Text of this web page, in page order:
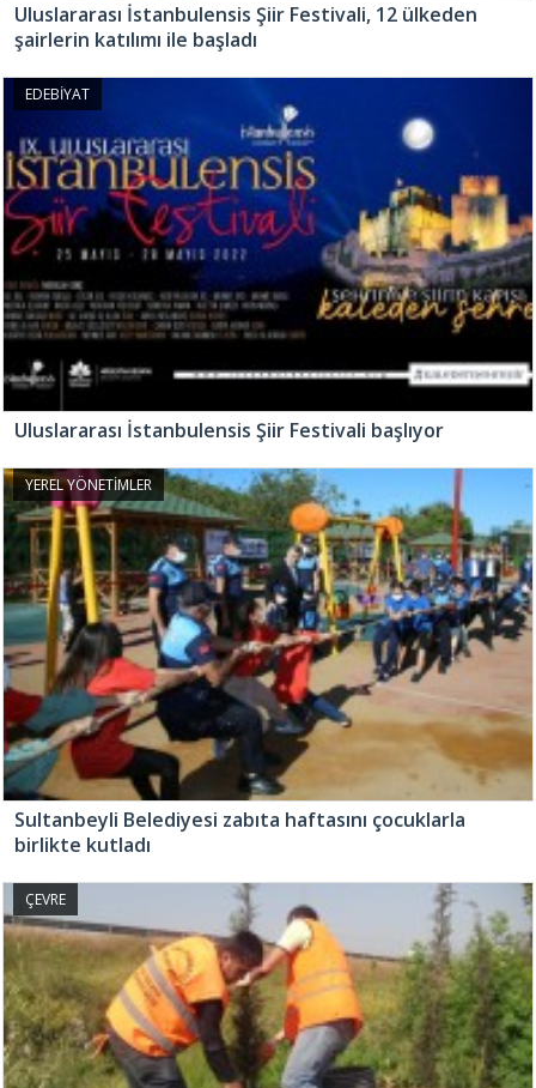
Uluslararası İstanbulensis Şiir Festivali, 12 ülkeden
şairlerin katılımı ile başladı
EDEBİYAT
Uluslararası İstanbulensis Şiir Festivali başlıyor
YEREL YÖNETİMLER
Sultanbeyli Belediyesi zabıta haftasını çocuklarla
birlikte kutladı
ÇEVRE